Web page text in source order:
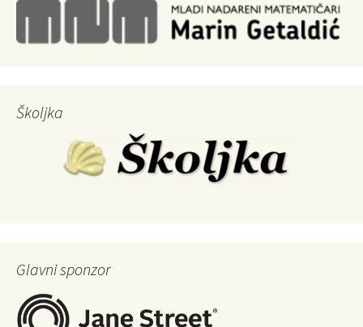
Školjka
Glavni sponzor